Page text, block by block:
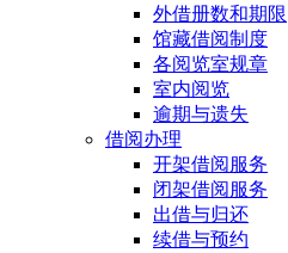
外借册数和期限
馆藏借阅制度
各阅览室规章
室内阅览
逾期与遗失
借阅办理
开架借阅服务
闭架借阅服务
出借与归还
续借与预约